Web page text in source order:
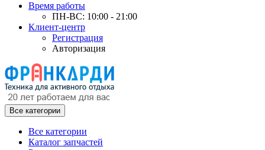
Время работы
ПН-ВС: 10:00 - 21:00
Клиент-центр
Регистрация
Авторизация
Все категории
Все категории
Каталог запчастей